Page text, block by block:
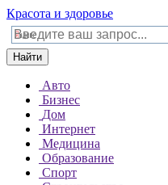
Красота и здоровье
Найти
Авто
Бизнес
Дом
Интернет
Медицина
Образование
Спорт